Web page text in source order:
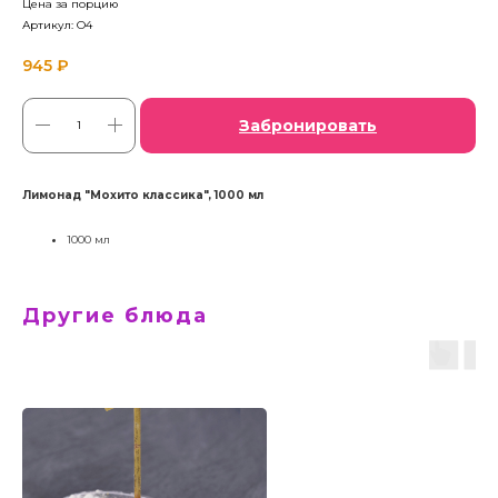
Цена за порцию
Артикул: O4
945 ₽
Забронировать
Лимонад "Мохито классика", 1000 мл
1000 мл
Другие блюда